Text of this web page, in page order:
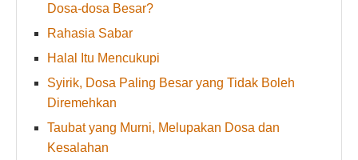
Dosa-dosa Besar?
Rahasia Sabar
Halal Itu Mencukupi
Syirik, Dosa Paling Besar yang Tidak Boleh
Diremehkan
Taubat yang Murni, Melupakan Dosa dan
Kesalahan